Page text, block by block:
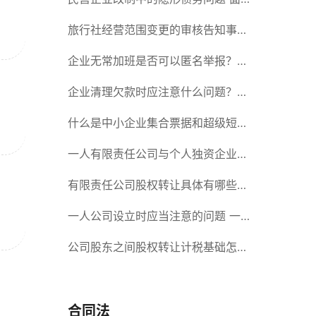
对隐形债务问题应该如何解决？
旅行社经营范围变更的审核告知事项
旅游业的发展现状和趋势
企业无常加班是否可以匿名举报？强
制加班公司没有加班费怎么办？
企业清理欠款时应注意什么问题？企
业短期借款需要注意哪些事项？
什么是中小企业集合票据和超级短期
融资券？一起来了解一下吧！
一人有限责任公司与个人独资企业的
区别 这些知识你都知道吗？
有限责任公司股权转让具体有哪些形
式？来了解下这五种形式
一人公司设立时应当注意的问题 一
人公司的特征
公司股东之间股权转让计税基础怎么
合什么要件？
合同法